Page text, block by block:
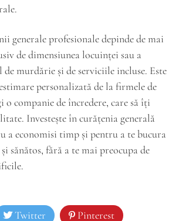
generale profesionale depinde de mai
de dimensiunea locuinței sau a
murdărie și de serviciile incluse. Este
personalizată de la firmele de
o companie de încredere, care să îți
Investește în curățenia generală
a economisi timp și pentru a te bucura
sănătos, fără a te mai preocupa de
Twitter Pinterest